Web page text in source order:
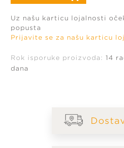
Uz našu karticu lojalnosti
popusta
Prijavite se za našu karticu
Rok isporuke proizvoda: 14
dana
da
u